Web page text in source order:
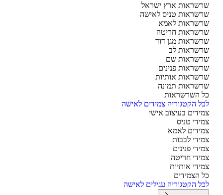
ארץ ישראל
טניס לאישה
לאמא
חריטה
מגן דוד
לב
שם
פנינים
אותיות
תמונה
השרשראות
הקטגוריה צמידים לאישה
בעיצוב אישי
טניס
לאמא
לבבות
פנינים
חריטה
אותיות
הצמידים
הקטגוריה עגילים לאישה